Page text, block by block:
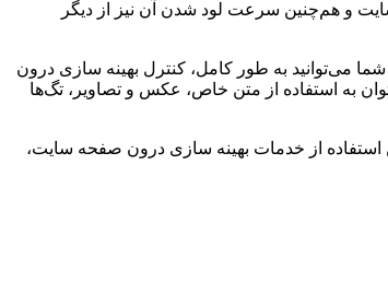
و هم‌چنین سرعت لود شدن آن نیز از دیگر
می‌توانید به طور کامل، کنترل بهینه سازی درون
به استفاده از متن خاص، عکس و تصاویر، تگ‌ها
استفاده از خدمات بهینه سازی درون صفحه سایت،